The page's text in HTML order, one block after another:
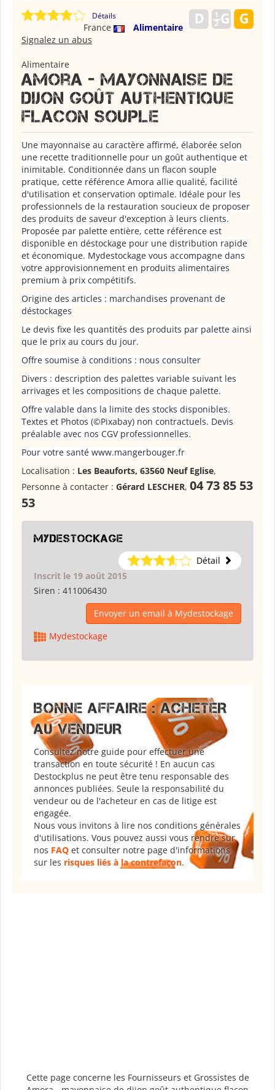
Détails
France
Alimentaire
Signalez un abus
Alimentaire
Amora - mayonnaise de
dijon goût authentique
flacon souple
Une mayonnaise au caractère affirmé, élaborée selon
une recette traditionnelle pour un goût authentique et
inimitable. Conditionnée dans un flacon souple
pratique, cette référence Amora allie qualité, facilité
d'utilisation et conservation optimale. Idéale pour les
professionnels de la restauration soucieux de proposer
des produits de saveur d'exception à leurs clients.
Proposée par palette entière, cette référence est
disponible en déstockage pour une distribution rapide
et économique. Mydestockage vous accompagne dans
votre approvisionnement en produits alimentaires
premium à prix compétitifs.
Origine des articles : marchandises provenant de
déstockages
Le devis fixe les quantités des produits par palette ainsi
que le prix au cours du jour.
Offre soumise à conditions : nous consulter
Divers : description des palettes variable suivant les
arrivages et les compositions de chaque palette.
Offre valable dans la limite des stocks disponibles.
Textes et Photos (©Pixabay) non contractuels. Devis
préalable avec nos CGV professionnelles.
Pour votre santé www.mangerbouger.fr
Localisation : Les Beauforts, 63560 Neuf Eglise,
Personne à contacter : Gérard LESCHER, 04 73 85 53
53
Mydestockage
Détail
Inscrit le 19 août 2015
Siren : 411006430
Envoyer un email à Mydestockage
Mydestockage
BONNE AFFAIRE : ACHETER
AU VENDEUR
Consultez notre guide pour effectuer une
transaction en toute sécurité ! En aucun cas
Destockplus ne peut être tenu responsable des
annonces publiées. Seule la responsabilité du
vendeur ou de l'acheteur en cas de litige est
engagée.
Nous vous invitons à lire nos conditions générales
d'utilisations. Vous pouvez aussi vous rendre sur
nos FAQ et consulter notre page d'informations
sur les risques liés à la contrefaçon.
Cette page concerne les Fournisseurs et Grossistes de